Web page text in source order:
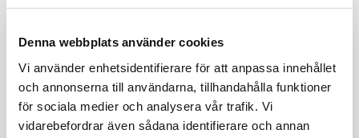
Denna webbplats använder cookies
Vi använder enhetsidentifierare för att anpassa innehållet
och annonserna till användarna, tillhandahålla funktioner
för sociala medier och analysera vår trafik. Vi
vidarebefordrar även sådana identifierare och annan
Specifikation
Beskrivning